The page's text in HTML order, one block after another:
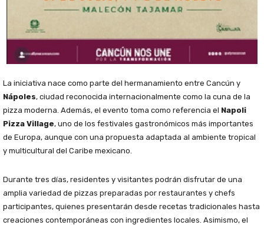
La iniciativa nace como parte del hermanamiento entre Cancún y
Nápoles, ciudad reconocida internacionalmente como la cuna de la
pizza moderna. Además, el evento toma como referencia el Napoli
Pizza Village, uno de los festivales gastronómicos más importantes
de Europa, aunque con una propuesta adaptada al ambiente tropical
y multicultural del Caribe mexicano.
Durante tres días, residentes y visitantes podrán disfrutar de una
amplia variedad de pizzas preparadas por restaurantes y chefs
participantes, quienes presentarán desde recetas tradicionales hasta
creaciones contemporáneas con ingredientes locales. Asimismo, el